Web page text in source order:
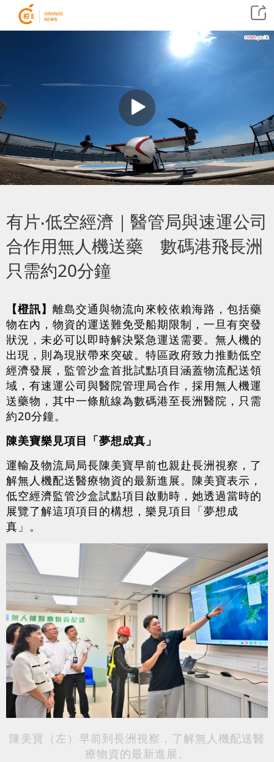
有片‧低空經濟｜醫管局與速運公司
合作用無人機送藥 數碼港飛長洲
只需約20分鐘
【橙訊】 離島交通與物流向來較依賴海路，包括藥
物在內，物資的運送難免受船期限制，一旦有突發
狀況，未必可以即時解決緊急運送需要。無人機的
出現，則為現狀帶來突破。特區政府致力推動低空
經濟發展，監管沙盒首批試點項目涵蓋物流配送領
域，有速運公司與醫院管理局合作，採用無人機運
送藥物，其中一條航線為數碼港至長洲醫院，只需
約20分鐘。
陳美寶樂見項目「夢想成真」
運輸及物流局局長陳美寶早前也親赴長洲視察，了
解無人機配送醫療物資的最新進展。陳美寶表示，
低空經濟監管沙盒試點項目啟動時，她透過當時的
展覽了解這項項目的構想，樂見項目「夢想成
真」。
陳美寶（左）早前到長洲視察，了解無人機配送醫
療物資的最新進展。